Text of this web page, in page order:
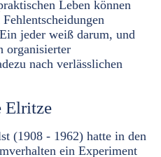
Leben können
jeder weiß darum, und
organisierter
nach verlässlichen
Elritze
(1908 - 1962) hatte in den
ein Experiment